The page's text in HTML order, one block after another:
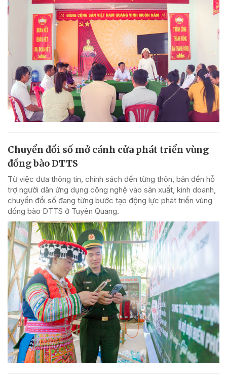
Chuyển đổi số mở cánh cửa phát triển vùng
đồng bào DTTS
Từ việc đưa thông tin, chính sách đến từng thôn, bản đến hỗ
trợ người dân ứng dụng công nghệ vào sản xuất, kinh doanh,
chuyển đổi số đang từng bước tạo động lực phát triển vùng
đồng bào DTTS ở Tuyên Quang.